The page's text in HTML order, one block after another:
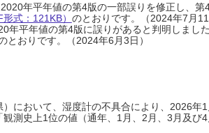
年平年値の第4版の一部誤りを修正し、
式：121KB） のとおりです。（2024年7月11
年平年値の第4版に誤りがあると判明しまし
とおりです。（2024年6月3日）
において、湿度計の不具合により、2026
測史上1位の値（通年、1月、2月、3月及び